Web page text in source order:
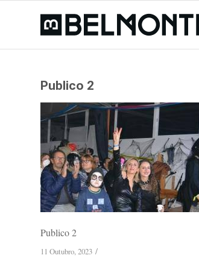
Publico 2
Publico 2
11 Outubro, 2023 /